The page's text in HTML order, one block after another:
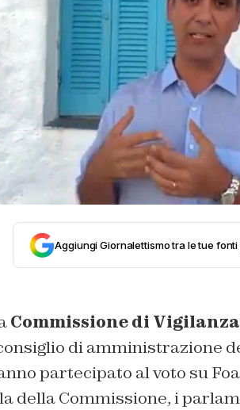
Aggiungi Giornalettismo tra le tue
Commissione di
di amministrazione
partecipato al voto su
della Commissione, i